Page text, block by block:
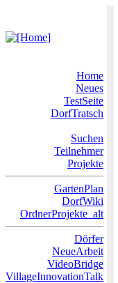
Home
Neues
TestSeite
DorfTratsch
Suchen
Teilnehmer
Projekte
GartenPlan
DorfWiki
OrdnerProjekte_alt
Dörfer
NeueArbeit
VideoBridge
VillageInnovationTalk